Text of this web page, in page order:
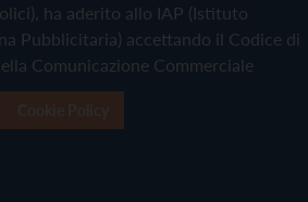
ha aderito allo IAP (Istituto
Pubblicitaria) accettando il Codice di
Comunicazione Commerciale